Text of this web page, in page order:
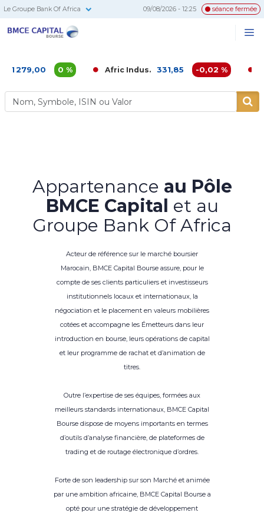
Le Groupe Bank Of Africa 09/08/2026 - 12:25 séance fermée
0 % Afric Indus. 331,85 -0,02 % Afriquia
Appartenance au Pôle
BMCE Capital et au
Groupe Bank Of Africa
Acteur de référence sur le marché boursier
Marocain, BMCE Capital Bourse assure, pour le
compte de ses clients particuliers et investisseurs
institutionnels locaux et internationaux, la
négociation et le placement en valeurs mobilières
cotées et accompagne les Émetteurs dans leur
introduction en bourse, leurs opérations de capital
et leur programme de rachat et d’animation de
titres.
Outre l’expertise de ses équipes, formées aux
meilleurs standards internationaux, BMCE Capital
Bourse dispose de moyens importants en termes
d’outils d’analyse financière, de plateformes de
trading et de routage électronique d’ordres.
Forte de son leadership sur son Marché et animée
par une ambition africaine, BMCE Capital Bourse a
opté pour une stratégie de développement